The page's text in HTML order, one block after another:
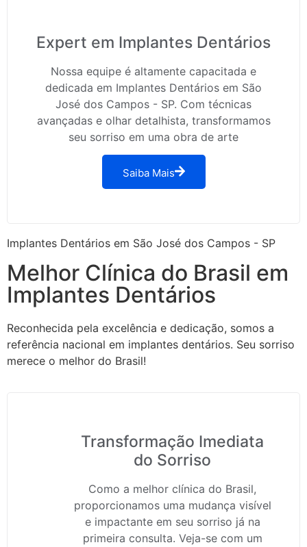
Expert em Implantes Dentários
Nossa equipe é altamente capacitada e
dedicada em Implantes Dentários em São
José dos Campos - SP. Com técnicas
avançadas e olhar detalhista, transformamos
seu sorriso em uma obra de arte
Saiba Mais
Implantes Dentários em São José dos Campos - SP
Melhor Clínica do Brasil em
Implantes Dentários
Reconhecida pela excelência e dedicação, somos a
referência nacional em implantes dentários. Seu sorriso
merece o melhor do Brasil!
Transformação Imediata
do Sorriso
Como a melhor clínica do Brasil,
proporcionamos uma mudança visível
e impactante em seu sorriso já na
primeira consulta. Veja-se com um